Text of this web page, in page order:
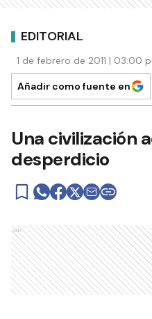
EDITORIAL
1 de febrero de 2011 | 03:00
Añadir como fuente en
Una civilización
desperdicio
Ads